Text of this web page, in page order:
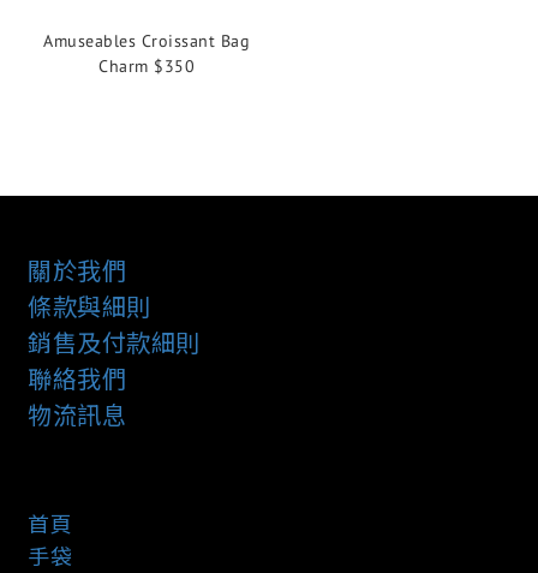
Amuseables Croissant Bag
Charm $350
關於我們
條款與細則
銷售及付款細則
聯絡我們
物流訊息
首頁
手袋